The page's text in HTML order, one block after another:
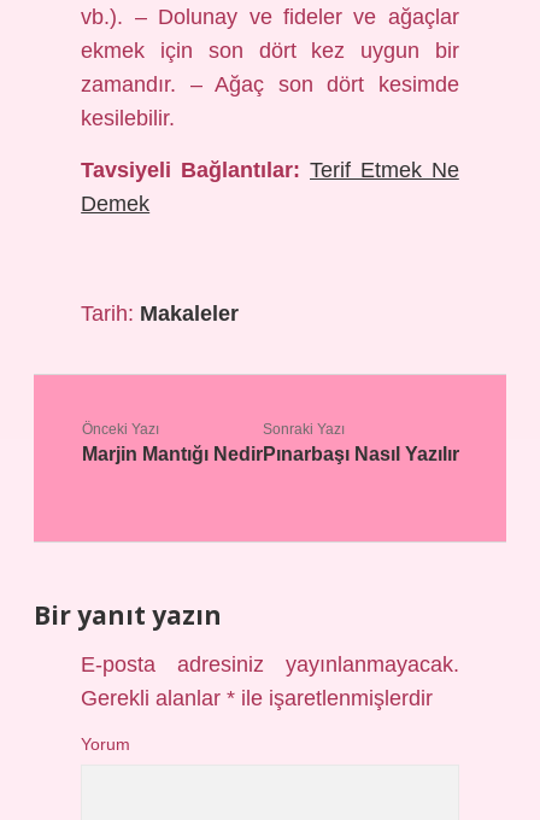
vb.). – Dolunay ve fideler ve ağaçlar
ekmek için son dört kez uygun bir
zamandır. – Ağaç son dört kesimde
kesilebilir.
Tavsiyeli Bağlantılar: Terif Etmek Ne
Demek
Tarih: Makaleler
Önceki Yazı
Marjin Mantığı Nedir
Sonraki Yazı
Pınarbaşı Nasıl Yazılır
Bir yanıt yazın
E-posta adresiniz yayınlanmayacak.
Gerekli alanlar* ile işaretlenmişlerdir
Yorum